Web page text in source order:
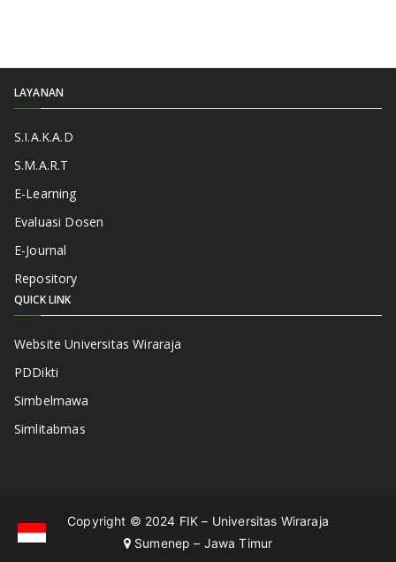
LAYANAN
S.I.A.K.A.D
S.M.A.R.T
E-Learning
Evaluasi Dosen
E-Journal
Repository
QUICK LINK
Website Universitas Wiraraja
PDDikti
Simbelmawa
Simlitabmas
Copyright © 2024 FIK – Universitas Wiraraja
Sumenep – Jawa Timur